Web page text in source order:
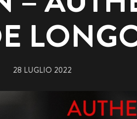
28 LUGLIO 2022